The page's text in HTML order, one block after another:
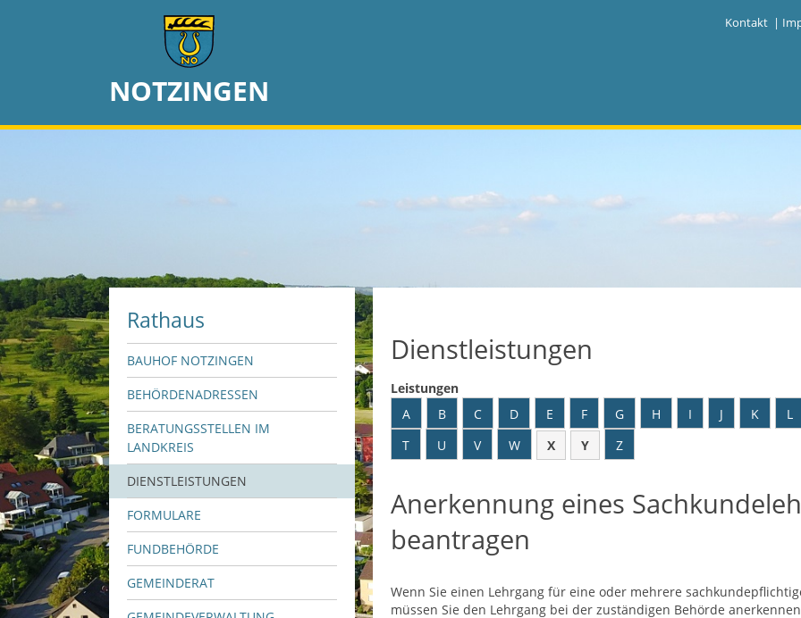
Kontakt |
NOTZINGEN
Rathaus
BAUHOF NOTZINGEN
BEHÖRDENADRESSEN
BERATUNGSSTELLEN IM
LANDKREIS
DIENSTLEISTUNGEN
FORMULARE
FUNDBEHÖRDE
GEMEINDERAT
Dienstleistungen
Leistungen
A
B C D E F G H I J K L
T
U V W X Y Z
Anerkennung eines
beantragen
Wenn Sie einen Lehrgang für eine oder mehrere
müssen Sie den Lehrgang bei der zuständigen Behörde